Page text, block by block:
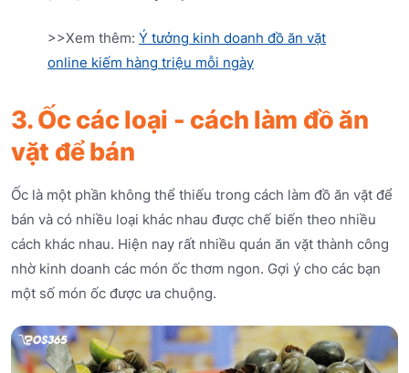
>>Xem thêm: Ý tưởng kinh doanh đồ ăn vặt
online kiếm hàng triệu mỗi ngày
3. Ốc các loại - cách làm đồ ăn
vặt để bán
Ốc là một phần không thể thiếu trong cách làm đồ ăn vặt để
bán và có nhiều loại khác nhau được chế biến theo nhiều
cách khác nhau. Hiện nay rất nhiều quán ăn vặt thành công
nhờ kinh doanh các món ốc thơm ngon. Gợi ý cho các bạn
một số món ốc được ưa chuộng.